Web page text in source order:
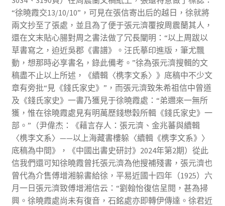
“徐曉霞交13/10/10”，可見在張信寄出后的越日，徐就將
兩文抄至了張處，並且為了便于張元濟覆按周震蘭其人，
還在文末貼心腸對周之書法做了冗長闡明：“以上周跋以
草書寫之，迫近吳郡《書譜》。汪氏摹印進版，筆尤飄
動，想那時必享書名，錄此備考。”徐為張元濟搜輯的文
稿盡不止以上所述，《續輯〈槜李文系〉》底稿中不少文
章有旁批“見《錢氏家史》”，而張元濟致朱希祖信中曾道
及《錢氏家史》一書乃獲見于徐曉霞處：“弟邇來一無所
獲，惟在徐曉霞處見有明萬歷錢懋穀所輯《錢氏家史》一
部。”（尹偉杰：《藉言存人：張元濟、金兆蕃與續輯
〈槜李文系〉——以上海藏書樓躲〈續輯《槜李文系》〉
底稿為中間》，《中國出書史研討》2024年第2期）從此
信我們還可知徐曉霞曾托張元濟為他搜補殘書，張元濟也
曾代為介售傅增湘躲書給徐，平易近國十四年（1925）六
月一日張元濟致傅增湘信云：“劉翰怡復信呈閱，甚為掃
興。徐曉霞處尚未有復音，石銘處亦即轉伊傳達。徐君近